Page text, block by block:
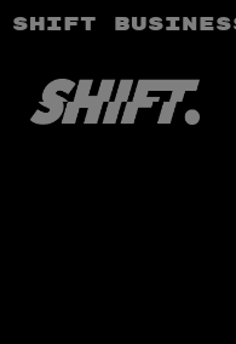
SHIFT